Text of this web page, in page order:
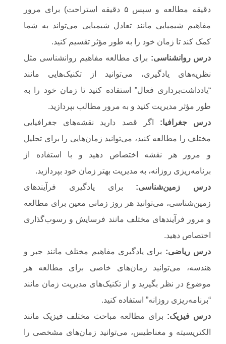
دقیقه مطالعه و سپس ۵ دقیقه استراحت) برای مرور
مفاهیم شیمیایی مانند تعادل شیمیایی می‌تواند به شما
کمک کند تا زمان خود را به طور مؤثر تقسیم کنید.
درس روانشناسی: برای مطالعه مفاهیم روانشناسی مثل
نظریه‌های یادگیری، می‌توانید از تکنیک‌هایی مانند
“یادداشت‌برداری فعال” استفاده کنید تا زمان خود را به
طور مؤثر مدیریت کنید و به مرور مطالب بپردازید.
درس جغرافیا: اگر قصد دارید نقشه‌های جغرافیایی
مختلف را مطالعه کنید، می‌توانید زمان‌هایی را برای تحلیل
و مرور هر نقشه اختصاص دهید و با استفاده از
برنامه‌ریزی روزانه، به مدیریت بهتر زمان خود بپردازید.
درس زمین‌شناسی: برای یادگیری فرآیندهای
زمین‌شناسی، می‌توانید هر روز زمانی معین برای مطالعه
و مرور فرآیندهای مختلف مانند فرسایش و رسوب‌گذاری
اختصاص دهید.
درس ریاضی: برای یادگیری مفاهیم مختلف مانند جبر و
هندسه، می‌توانید زمان‌های خاصی برای مطالعه هر
موضوع در نظر بگیرید و از تکنیک‌های مدیریت زمان مانند
“برنامه‌ریزی روزانه” استفاده کنید.
درس فیزیک: برای مطالعه مباحث مختلف فیزیک مانند
الکتریسیته و مغناطیس، می‌توانید زمان‌های مشخصی را